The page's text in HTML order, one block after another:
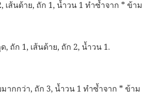
เส้นด้าย, ถัก 1, น้ำวน 1 ทำซ้ำจาก * ข้าม
, ถัก 1, เส้นด้าย, ถัก 2, น้ำวน 1.
ากกว่า, ถัก 3, น้ำวน 1 ทำซ้ำจาก * ข้าม